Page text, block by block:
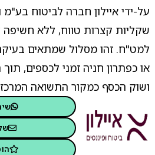
על-ידי איילון חברה לביטוח
שקליות קצרות טווח, ללא חשיפה
למט"ח. זהו מסלול שמתאים בעיקר
או כפתרון חניה זמני לכספים,
ושוק הכסף כמקור התשואה